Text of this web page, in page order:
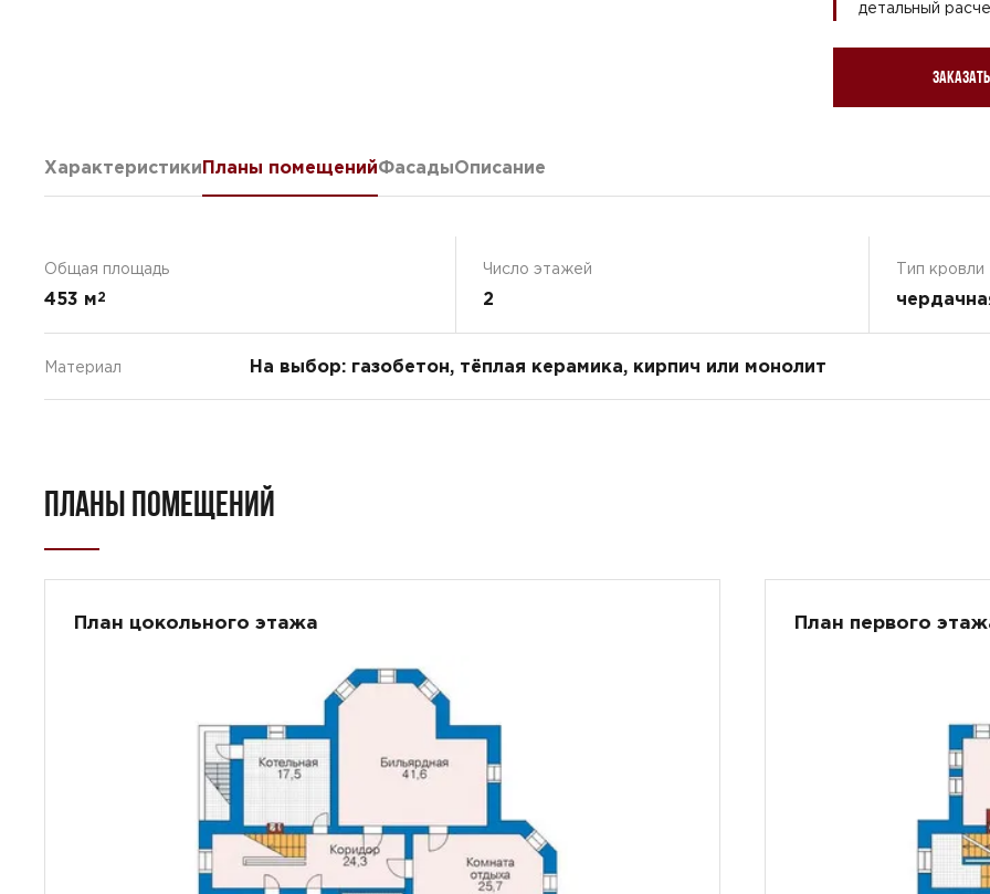
детальный
ХарактеристикиПланы помещенийФасадыОписание
Общая площадь
453 м2
Число этажей
2
Тип кровли
Материал На выбор: газобетон, тёплая керамика, кирпич или монолит
ПЛАНЫ ПОМЕЩЕНИЙ
План цокольного этажа План первого